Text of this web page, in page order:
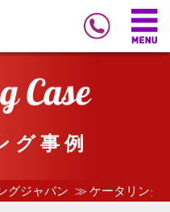
グ事例
グジャパン ケータリング